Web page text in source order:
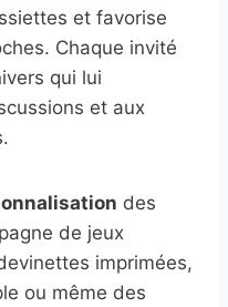
et favorise
Chaque invité
qui lui
et aux
des
de jeux
imprimées,
ou même des